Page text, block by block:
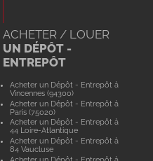
ACHETER / LOUER
UN DÉPÔT -
ENTREPÔT
Acheter un Dépôt - Entrepôt à
Vincennes (94300)
Acheter un Dépôt - Entrepôt à
Paris (75020)
Acheter un Dépôt - Entrepôt à
44 Loire-Atlantique
Acheter un Dépôt - Entrepôt à
84 Vaucluse
Acheter un Dépôt - Entrepôt à